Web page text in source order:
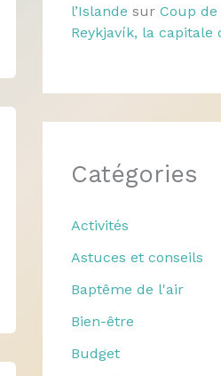
l’Islande sur Coup
Reykjavík, la capitale
Catégories
Activités
Astuces et conseils
Baptême de l'air
Bien-être
Budget